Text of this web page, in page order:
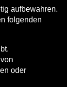
aufbewahren.
folgenden
oder